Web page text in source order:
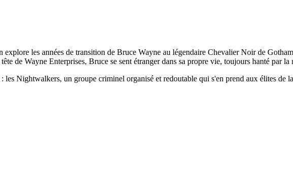
les années de transition de Bruce Wayne au légendaire Chevalier Noir de
de Wayne Enterprises, Bruce se sent étranger dans sa propre vie, toujours hanté par la
: les Nightwalkers, un groupe criminel organisé et redoutable qui s'en prend aux élites